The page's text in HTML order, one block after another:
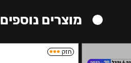
מוצרים נוספים
חזק